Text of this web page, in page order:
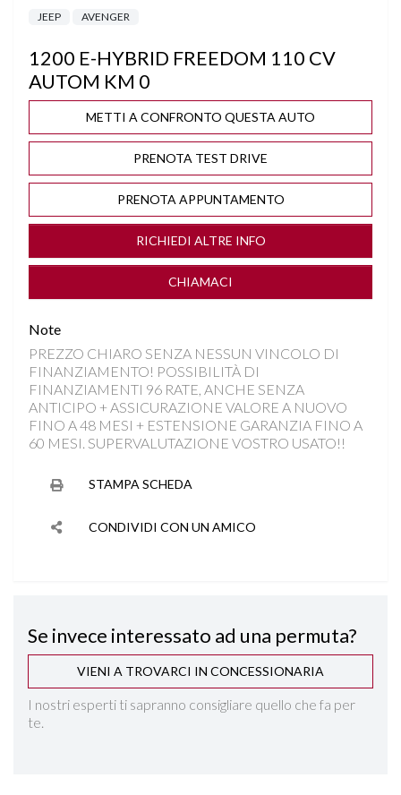
CAMBIO F1 AL VOLANTE
CERCHI "18
CLIMA AUTOMATICO
COMPUTER DI BORDO
CONTROLLO TRAZIONE
CRUISE CONTROL ADATTIVO
DRIVE MODE
FARI FULL LED
FENDINEBBIA LED
INGRESSO USB POSTERIORE
ISOFIX
JEEP AVENGER
1200 E-HYBRID FREEDOM 110 CV
AUTOM KM 0
METTI A CONFRONTO QUESTA AUTO
PRENOTA TEST DRIVE
PRENOTA APPUNTAMENTO
RICHIEDI ALTRE INFO
CHIAMACI
Note
PREZZO CHIARO SENZA NESSUN VINCOLO DI
FINANZIAMENTO! POSSIBILITÀ DI
FINANZIAMENTI 96 RATE, ANCHE SENZA
ANTICIPO + ASSICURAZIONE VALORE A NUOVO
FINO A 48 MESI + ESTENSIONE GARANZIA FINO A
60 MESI. SUPERVALUTAZIONE VOSTRO USATO!!
STAMPA SCHEDA
CONDIVIDI CON UN AMICO
Se invece interessato ad una permuta?
VIENI A TROVARCI IN CONCESSIONARIA
I nostri esperti ti sapranno consigliare quello che fa per
te.